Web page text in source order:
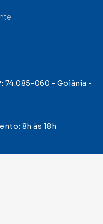
74.085-060 - Goiânia -
8h às 18h